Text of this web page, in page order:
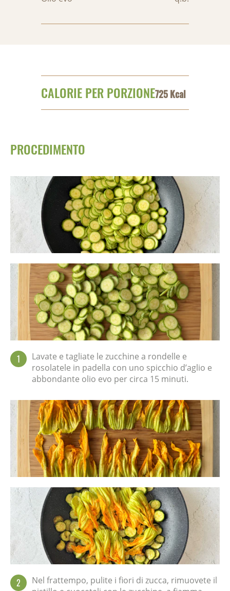
CALORIE PER PORZIONE725 Kcal
PROCEDIMENTO
1
Lavate e tagliate le zucchine a rondelle e
rosolatele in padella con uno spicchio d’aglio e
abbondante olio evo per circa 15 minuti.
2
Nel frattempo, pulite i fiori di zucca, rimuovete il